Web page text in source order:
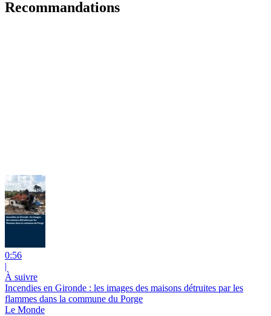
Recommandations
0:56
|
À suivre
Incendies en Gironde : les images des maisons détruites par les
flammes dans la commune du Porge
Le Monde